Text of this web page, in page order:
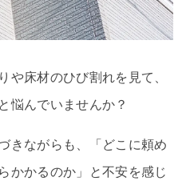
や床材のひび割れを見て、
悩んでいませんか？
きながらも、「どこに頼め
かかるのか」と不安を感じ